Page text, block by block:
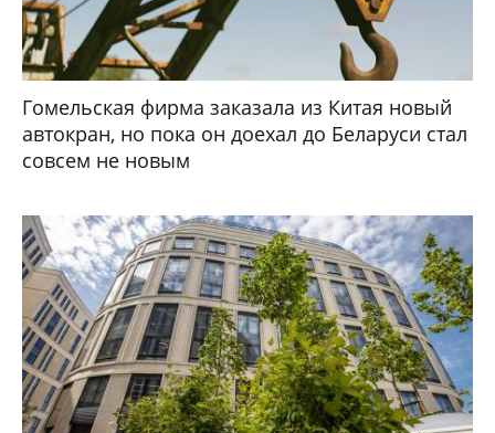
Гомельская фирма заказала из Китая новый
автокран, но пока он доехал до Беларуси стал
совсем не новым